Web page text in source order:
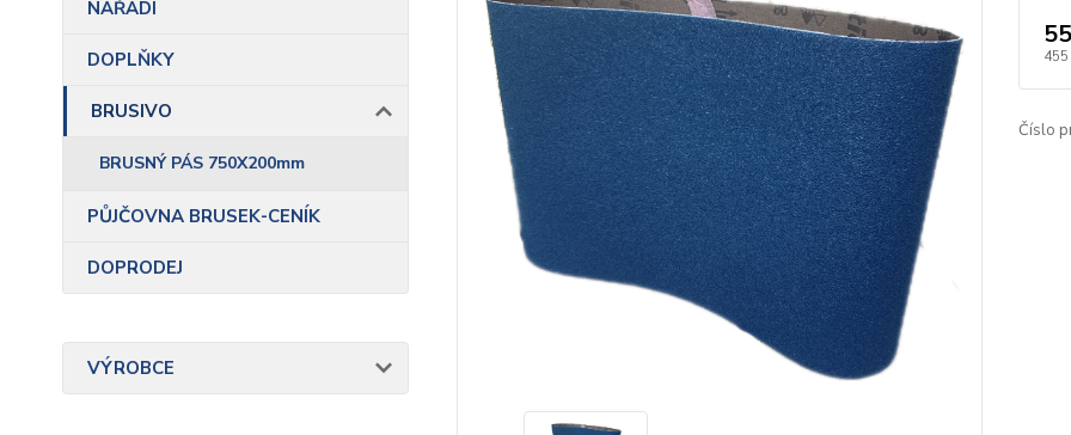
NÁŘADÍ
DOPLŇKY
BRUSIVO
BRUSNÝ PÁS 750X200mm
PŮJČOVNA BRUSEK-CENÍK
DOPRODEJ
VÝROBCE
455
Číslo